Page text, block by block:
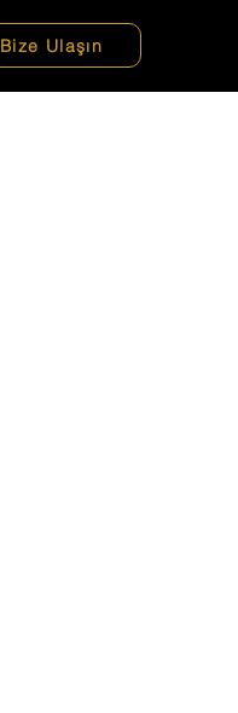
Bize Ulaşın